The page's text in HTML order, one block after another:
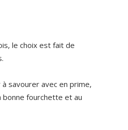
le choix est fait de
savourer avec en prime,
bonne fourchette et au